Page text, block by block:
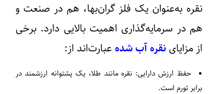
نقره به‌عنوان یک فلز گران‌بها، هم در صنعت و
هم در سرمایه‌گذاری اهمیت بالایی دارد. برخی
از مزایای نقره آب‌ شده عبارت‌اند از:
حفظ ارزش دارایی: نقره مانند طلا، یک پشتوانه ارزشمند در
برابر تورم است.